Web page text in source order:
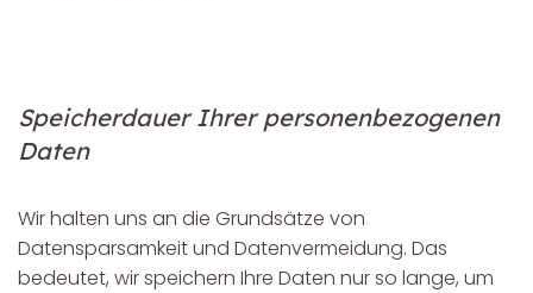
Speicherdauer Ihrer personenbezogenen
Daten
Wir halten uns an die Grundsätze von
Datensparsamkeit und Datenvermeidung. Das
bedeutet, wir speichern Ihre Daten nur so lange, um